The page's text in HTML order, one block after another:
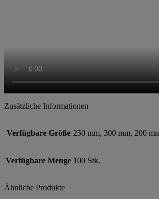
Zusätzliche Informationen
Verfügbare Größe 250 mm, 300 mm, 200
Verfügbare Menge 100 Stk.
Ähnliche Produkte